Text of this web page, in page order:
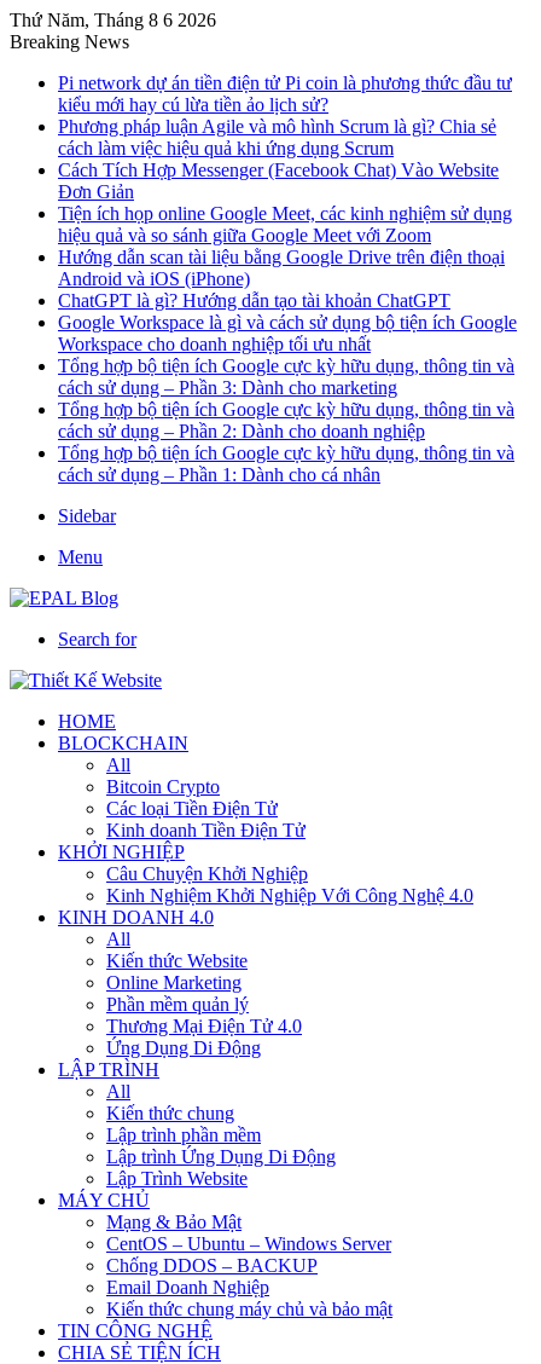
Thứ Năm, Tháng 8 6 2026
Breaking News
Pi network dự án tiền điện tử Pi coin là phương thức đầu tư
kiểu mới hay cú lừa tiền ảo lịch sử?
Phương pháp luận Agile và mô hình Scrum là gì? Chia sẻ
cách làm việc hiệu quả khi ứng dụng Scrum
Cách Tích Hợp Messenger (Facebook Chat) Vào Website
Đơn Giản
Tiện ích họp online Google Meet, các kinh nghiệm sử dụng
hiệu quả và so sánh giữa Google Meet với Zoom
Hướng dẫn scan tài liệu bằng Google Drive trên điện thoại
Android và iOS (iPhone)
ChatGPT là gì? Hướng dẫn tạo tài khoản ChatGPT
Google Workspace là gì và cách sử dụng bộ tiện ích Google
Workspace cho doanh nghiệp tối ưu nhất
Tổng hợp bộ tiện ích Google cực kỳ hữu dụng, thông tin và
cách sử dụng – Phần 3: Dành cho marketing
Tổng hợp bộ tiện ích Google cực kỳ hữu dụng, thông tin và
cách sử dụng – Phần 2: Dành cho doanh nghiệp
Tổng hợp bộ tiện ích Google cực kỳ hữu dụng, thông tin và
cách sử dụng – Phần 1: Dành cho cá nhân
Sidebar
Menu
Search for
HOME
BLOCKCHAIN
All
Bitcoin Crypto
Các loại Tiền Điện Tử
Kinh doanh Tiền Điện Tử
KHỞI NGHIỆP
Câu Chuyện Khởi Nghiệp
Kinh Nghiệm Khởi Nghiệp Với Công Nghệ 4.0
KINH DOANH 4.0
All
Kiến thức Website
Online Marketing
Phần mềm quản lý
Thương Mại Điện Tử 4.0
Ứng Dụng Di Động
LẬP TRÌNH
All
Kiến thức chung
Lập trình phần mềm
Lập trình Ứng Dụng Di Động
Lập Trình Website
MÁY CHỦ
Mạng & Bảo Mật
CentOS – Ubuntu – Windows Server
Chống DDOS – BACKUP
Email Doanh Nghiệp
Kiến thức chung máy chủ và bảo mật
TIN CÔNG NGHỆ
CHIA SẺ TIỆN ÍCH